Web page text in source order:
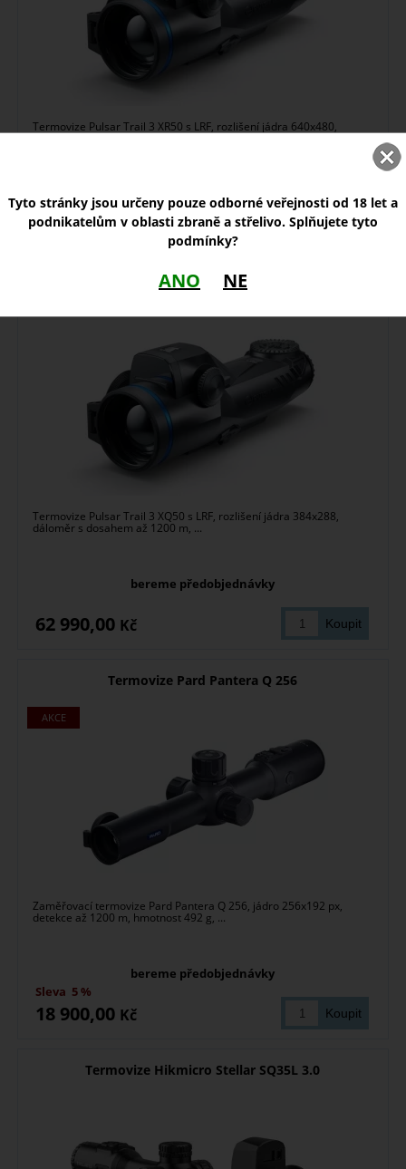
Termovize Pulsar Trail 3 XR50 s LRF, rozlišení jádra 640x480,
dálkoměr s dosahem až 1200 m, ...
bereme předobjednávky
75 990,00
Termovize Pulsar Trail 3 XQ50 LRF
Termovize Pulsar Trail 3 XQ50 s LRF, rozlišení jádra 384x288,
dáloměr s dosahem až 1200 m, ...
bereme předobjednávky
62 990,00 Kč
Termovize Pard Pantera Q 256
Zaměřovací termovize Pard Pantera Q 256, jádro 256x192 px,
detekce až 1200 m, hmotnost 492 g, ...
bereme předobjednávky
18 900,00 Kč
Sleva 5 %
Termovize Hikmicro Stellar SQ35L 3.0
Tyto stránky jsou určeny pouze odborné veřejnosti od 18 let a
podnikatelům v oblasti zbraně a střelivo. Splňujete tyto
podmínky?
ANO NE